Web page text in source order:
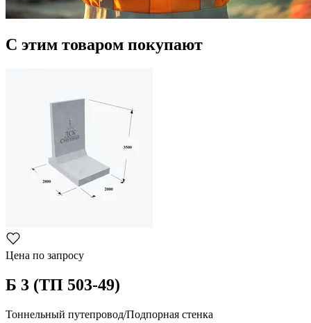
С этим товаром покупают
Цена по запросу
Б 3 (ТП 503-49)
Тоннельный путепровод/Подпорная стенка